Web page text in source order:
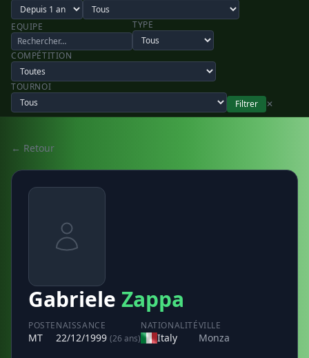
EQUIPE TYPE
COMPÉTITION
TOURNOI
Filtrer
✕
← Retour
Gabriele Zappa
POSTE
MT
NAISSANCE
22/12/1999 (26 ans)
NATIONALITÉ
Italy
VILLE
Monza